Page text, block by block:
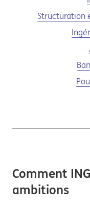
Structuration
Comment
ambitions